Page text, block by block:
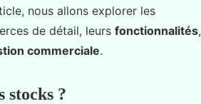
nous allons explorer les
de détail, leurs fonctionnalités,
commerciale.
stocks ?